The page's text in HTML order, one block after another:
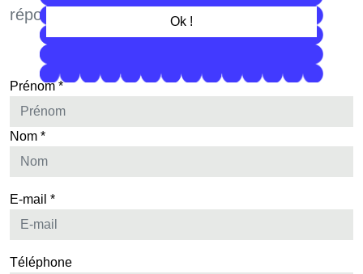
Ok !
répondre rapidement :)
Prénom *
Nom *
E-mail *
Téléphone